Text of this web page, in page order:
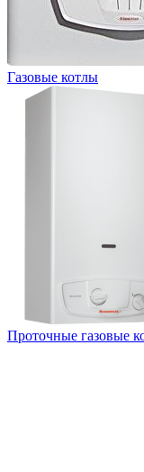
Газовые котлы
Проточные газовые